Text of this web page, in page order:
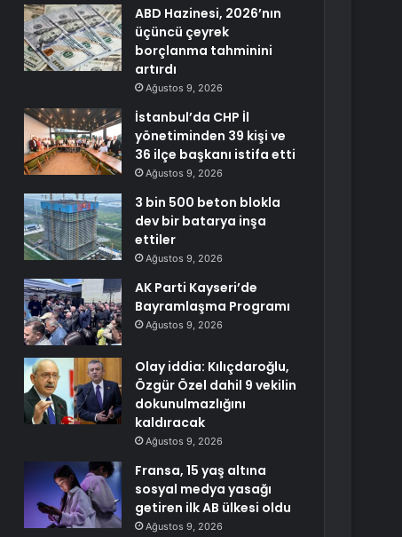
ABD Hazinesi, 2026’nın
üçüncü çeyrek
borçlanma tahminini
artırdı
Ağustos 9, 2026
İstanbul’da CHP İl
yönetiminden 39 kişi ve
36 ilçe başkanı istifa etti
Ağustos 9, 2026
3 bin 500 beton blokla
dev bir batarya inşa
ettiler
Ağustos 9, 2026
AK Parti Kayseri’de
Bayramlaşma Programı
Ağustos 9, 2026
Olay iddia: Kılıçdaroğlu,
Özgür Özel dahil 9 vekilin
dokunulmazlığını
kaldıracak
Ağustos 9, 2026
Fransa, 15 yaş altına
sosyal medya yasağı
getiren ilk AB ülkesi oldu
Ağustos 9, 2026